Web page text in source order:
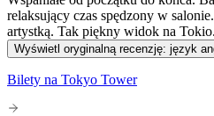
relaksujący czas spędzony w
artystką. Tak piękny widok na
Wyświetl oryginalną recenzję: język
Bilety na Tokyo Tower